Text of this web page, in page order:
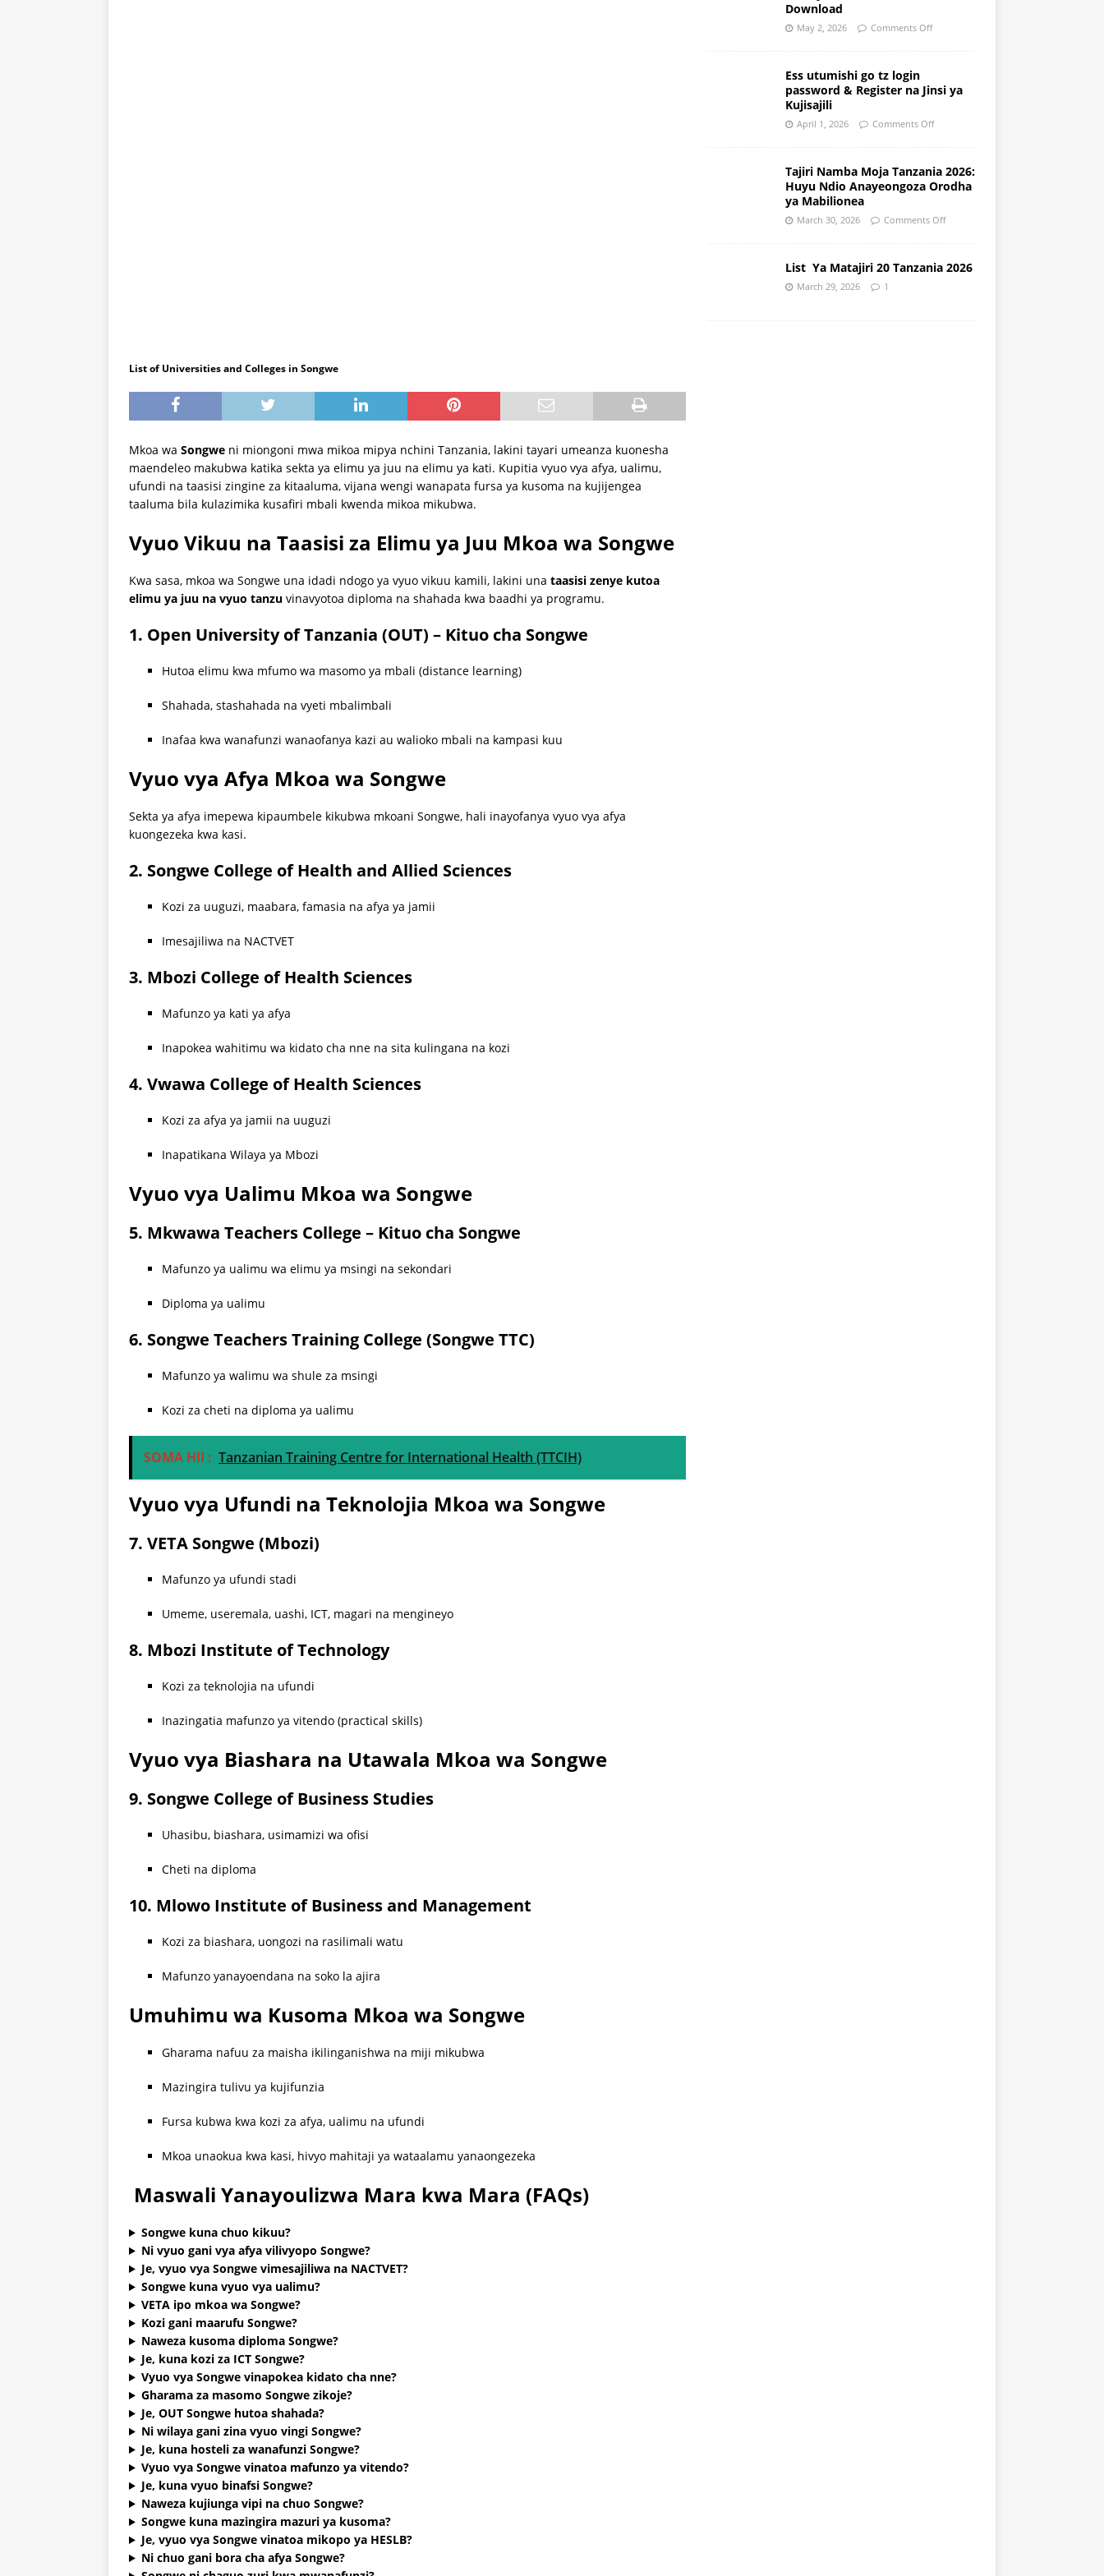
List of Universities and Colleges in Songwe
Mkoa wa Songwe ni miongoni mwa mikoa mipya nchini Tanzania, lakini tayari umeanza kuonesha
maendeleo makubwa katika sekta ya elimu ya juu na elimu ya kati. Kupitia vyuo vya afya, ualimu,
ufundi na taasisi zingine za kitaaluma, vijana wengi wanapata fursa ya kusoma na kujijengea
taaluma bila kulazimika kusafiri mbali kwenda mikoa mikubwa.
Vyuo Vikuu na Taasisi za Elimu ya Juu Mkoa wa Songwe
Kwa sasa, mkoa wa Songwe una idadi ndogo ya vyuo vikuu kamili, lakini una taasisi zenye kutoa
elimu ya juu na vyuo tanzu vinavyotoa diploma na shahada kwa baadhi ya programu.
1. Open University of Tanzania (OUT) – Kituo cha Songwe
Hutoa elimu kwa mfumo wa masomo ya mbali (distance learning)
Shahada, stashahada na vyeti mbalimbali
Inafaa kwa wanafunzi wanaofanya kazi au walioko mbali na kampasi kuu
Vyuo vya Afya Mkoa wa Songwe
Sekta ya afya imepewa kipaumbele kikubwa mkoani Songwe, hali inayofanya vyuo vya afya
kuongezeka kwa kasi.
2. Songwe College of Health and Allied Sciences
Kozi za uuguzi, maabara, famasia na afya ya jamii
Imesajiliwa na NACTVET
3. Mbozi College of Health Sciences
Mafunzo ya kati ya afya
Inapokea wahitimu wa kidato cha nne na sita kulingana na kozi
4. Vwawa College of Health Sciences
Kozi za afya ya jamii na uuguzi
Inapatikana Wilaya ya Mbozi
Vyuo vya Ualimu Mkoa wa Songwe
5. Mkwawa Teachers College – Kituo cha Songwe
Mafunzo ya ualimu wa elimu ya msingi na sekondari
Diploma ya ualimu
6. Songwe Teachers Training College (Songwe TTC)
Mafunzo ya walimu wa shule za msingi
Kozi za cheti na diploma ya ualimu
SOMA HII : Tanzanian Training Centre for International Health (TTCIH)
Vyuo vya Ufundi na Teknolojia Mkoa wa Songwe
7. VETA Songwe (Mbozi)
Mafunzo ya ufundi stadi
Umeme, useremala, uashi, ICT, magari na mengineyo
8. Mbozi Institute of Technology
Kozi za teknolojia na ufundi
Inazingatia mafunzo ya vitendo (practical skills)
Vyuo vya Biashara na Utawala Mkoa wa Songwe
9. Songwe College of Business Studies
Uhasibu, biashara, usimamizi wa ofisi
Cheti na diploma
10. Mlowo Institute of Business and Management
Kozi za biashara, uongozi na rasilimali watu
Mafunzo yanayoendana na soko la ajira
Umuhimu wa Kusoma Mkoa wa Songwe
Gharama nafuu za maisha ikilinganishwa na miji mikubwa
Mazingira tulivu ya kujifunzia
Fursa kubwa kwa kozi za afya, ualimu na ufundi
Mkoa unaokua kwa kasi, hivyo mahitaji ya wataalamu yanaongezeka
Maswali Yanayoulizwa Mara kwa Mara (FAQs)
Songwe kuna chuo kikuu?
Ni vyuo gani vya afya vilivyopo Songwe?
Je, vyuo vya Songwe vimesajiliwa na NACTVET?
Songwe kuna vyuo vya ualimu?
VETA ipo mkoa wa Songwe?
Kozi gani maarufu Songwe?
Naweza kusoma diploma Songwe?
Je, kuna kozi za ICT Songwe?
Vyuo vya Songwe vinapokea kidato cha nne?
Gharama za masomo Songwe zikoje?
Je, OUT Songwe hutoa shahada?
Ni wilaya gani zina vyuo vingi Songwe?
Je, kuna hosteli za wanafunzi Songwe?
Vyuo vya Songwe vinatoa mafunzo ya vitendo?
Je, kuna vyuo binafsi Songwe?
Naweza kujiunga vipi na chuo Songwe?
Songwe kuna mazingira mazuri ya kusoma?
Je, vyuo vya Songwe vinatoa mikopo ya HESLB?
Ni chuo gani bora cha afya Songwe?
Download
May 2, 2026 Comments Off
Ess utumishi go tz login
password & Register na Jinsi ya
Kujisajili
April 1, 2026 Comments Off
Tajiri Namba Moja Tanzania 2026:
Huyu Ndio Anayeongoza Orodha
ya Mabilionea
March 30, 2026 Comments Off
List Ya Matajiri 20 Tanzania 2026
March 29, 2026 1